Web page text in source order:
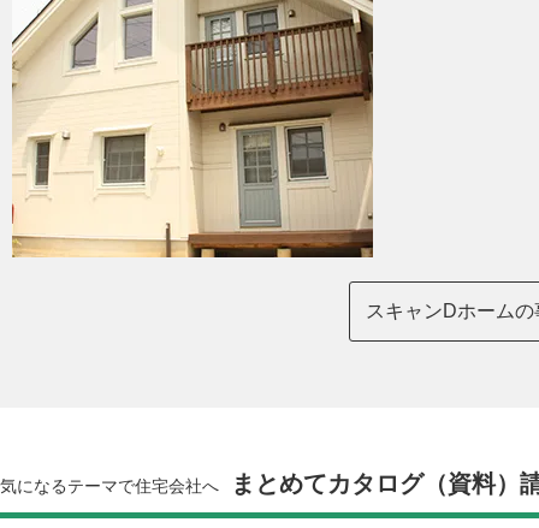
スキャンDホーム
気になるテーマで住宅会社へ まとめてカタログ（資料）